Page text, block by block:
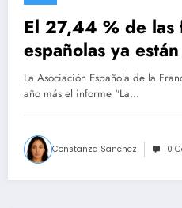
El 27,44 % de las
españolas ya
países
La Asociación Española de la
año más el informe “La…
Constanza Sanchez 0